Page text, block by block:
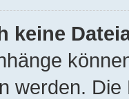
keine
werden.